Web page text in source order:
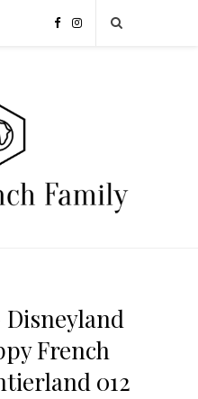
French
012